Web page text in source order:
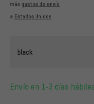
más gastos de envío
a Estados Unidos
black
Envío en 1-3 días